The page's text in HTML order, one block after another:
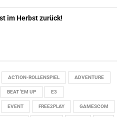
im Herbst zurück!
ACTION-ROLLENSPIEL ADVENTURE
BEAT 'EM UP E3
EVENT FREE2PLAY GAMESCOM